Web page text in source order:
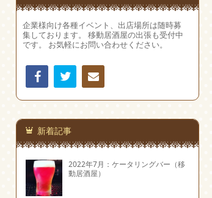
企業様向け各種イベント、出店場所は随時募
集しております。 移動居酒屋の出張も受付中
です。 お気軽にお問い合わせください。
Facebook
連絡
先
新着記事
2022年7月：ケータリングバー（移
動居酒屋）